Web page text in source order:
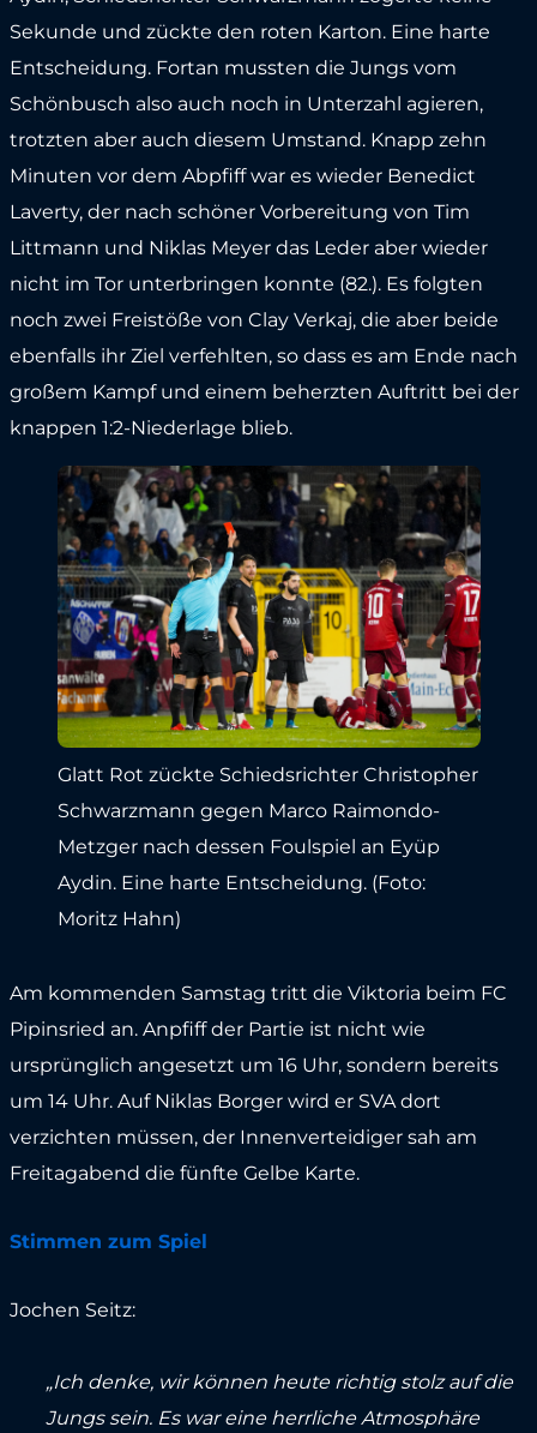
Sekunde und zückte den roten Karton. Eine harte
Entscheidung. Fortan mussten die Jungs vom
Schönbusch also auch noch in Unterzahl agieren,
trotzten aber auch diesem Umstand. Knapp zehn
Minuten vor dem Abpfiff war es wieder Benedict
Laverty, der nach schöner Vorbereitung von Tim
Littmann und Niklas Meyer das Leder aber wieder
nicht im Tor unterbringen konnte (82.). Es folgten
noch zwei Freistöße von Clay Verkaj, die aber beide
ebenfalls ihr Ziel verfehlten, so dass es am Ende nach
großem Kampf und einem beherzten Auftritt bei der
knappen 1:2-Niederlage blieb.
Glatt Rot zückte Schiedsrichter Christopher
Schwarzmann gegen Marco Raimondo-
Metzger nach dessen Foulspiel an Eyüp
Aydin. Eine harte Entscheidung. (Foto:
Moritz Hahn)
Am kommenden Samstag tritt die Viktoria beim FC
Pipinsried an. Anpfiff der Partie ist nicht wie
ursprünglich angesetzt um 16 Uhr, sondern bereits
um 14 Uhr. Auf Niklas Borger wird er SVA dort
verzichten müssen, der Innenverteidiger sah am
Freitagabend die fünfte Gelbe Karte.
Stimmen zum Spiel
Jochen Seitz:
„Ich denke, wir können heute richtig stolz auf die
Jungs sein. Es war eine herrliche Atmosphäre